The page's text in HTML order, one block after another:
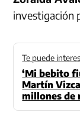
investigación
Te puede
‘Mi bebito
Martín
millones de